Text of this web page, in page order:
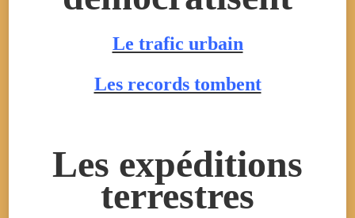
Le trafic urbain
Les records tombent
Les expéditions
terrestres